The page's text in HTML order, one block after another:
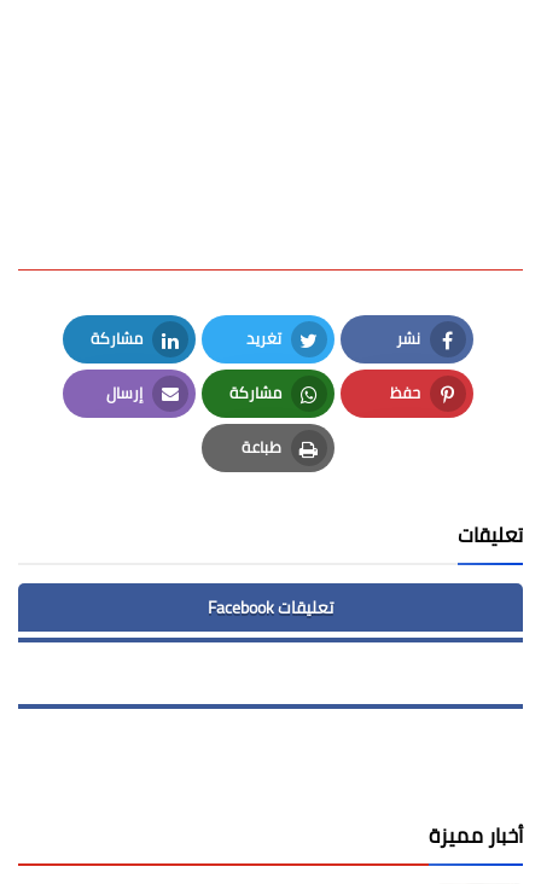
نشر
Facebook
تغريد
Twitter
مشاركة
LinkedIn
حفظ
Pinterest
مشاركة
Whatsapp
إرسال
Email
طباعة
Print
تعليقات
تعليقات Facebook
أخبار مميزة